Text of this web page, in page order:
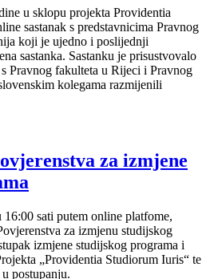
u sklopu projekta Providentia
sastanak s predstavnicima Pravnog
koji je ujedno i poslijednji
sastanka. Sastanku je prisustvovalo
Pravnog fakulteta u Rijeci i Pravnog
kolegama razmijenili
za izmjene
sati putem online platfome,
za izmjenu studijskog
izmjene studijskog programa i
„Providentia Studiorum Iuris“ te
postupanju.